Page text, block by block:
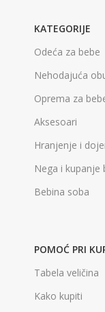
KATEGORIJE
Odeća za bebe
Nehodajuća
Oprema za
Aksesoari
Hranjenje i
Nega i kupanje
Bebina soba
POMOĆ PRI
Tabela veličina
Kako kupiti